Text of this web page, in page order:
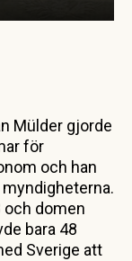
Mülder gjorde
för
och han
och domen
bara 48
Sverige att